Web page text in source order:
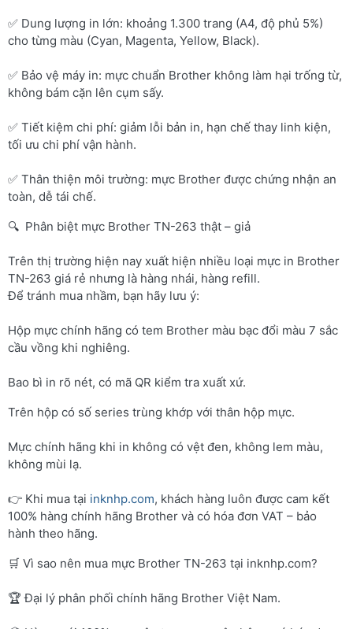
✅ Dung lượng in lớn: khoảng 1.300 trang (A4, độ phủ 5%)
cho từng màu (Cyan, Magenta, Yellow, Black).
✅ Bảo vệ máy in: mực chuẩn Brother không làm hại trống từ,
không bám cặn lên cụm sấy.
✅ Tiết kiệm chi phí: giảm lỗi bản in, hạn chế thay linh kiện,
tối ưu chi phí vận hành.
✅ Thân thiện môi trường: mực Brother được chứng nhận an
toàn, dễ tái chế.
🔍 Phân biệt mực Brother TN-263 thật – giả
Trên thị trường hiện nay xuất hiện nhiều loại mực in Brother
TN-263 giá rẻ nhưng là hàng nhái, hàng refill.
Để tránh mua nhầm, bạn hãy lưu ý:
Hộp mực chính hãng có tem Brother màu bạc đổi màu 7 sắc
cầu vồng khi nghiêng.
Bao bì in rõ nét, có mã QR kiểm tra xuất xứ.
Trên hộp có số series trùng khớp với thân hộp mực.
Mực chính hãng khi in không có vệt đen, không lem màu,
không mùi lạ.
👉 Khi mua tại inknhp.com, khách hàng luôn được cam kết
100% hàng chính hãng Brother và có hóa đơn VAT – bảo
hành theo hãng.
🛒 Vì sao nên mua mực Brother TN-263 tại inknhp.com?
🏆 Đại lý phân phối chính hãng Brother Việt Nam.